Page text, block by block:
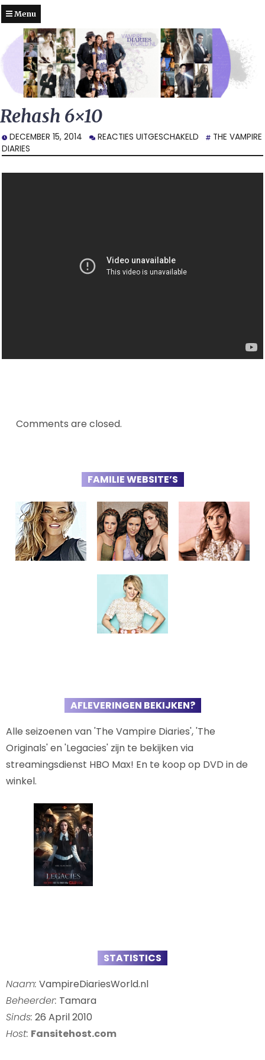
Menu
Rehash 6×10
DECEMBER 15, 2014 REACTIES UITGESCHAKELD VOOR
6×10
THE VAMPIRE
DIARIES
Comments are closed.
FAMILIE WEBSITE’S
AFLEVERINGEN BEKIJKEN?
Alle seizoenen van 'The Vampire Diaries', 'The
Originals' en 'Legacies' zijn te bekijken via
streamingsdienst HBO Max! En te koop op DVD in de
winkel.
STATISTICS
Naam: VampireDiariesWorld.nl
Beheerder: Tamara
Sinds: 26 April 2010
Host: Fansitehost.com